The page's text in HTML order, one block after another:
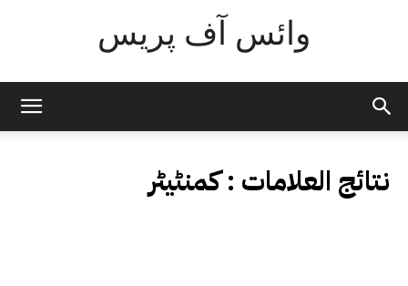
وائس آف پریس
نتائج العلامات :کمنٹیٹر